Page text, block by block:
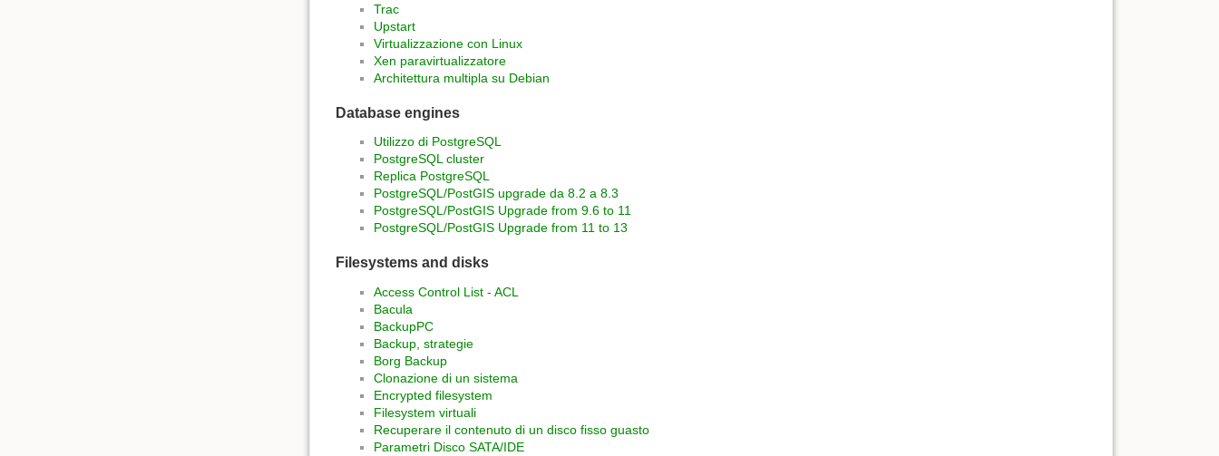
Trac
Upstart
Virtualizzazione con Linux
Xen paravirtualizzatore
Architettura multipla su Debian
Database engines
Utilizzo di PostgreSQL
PostgreSQL cluster
Replica PostgreSQL
PostgreSQL/PostGIS upgrade da 8.2 a 8.3
PostgreSQL/PostGIS Upgrade from 9.6 to 11
PostgreSQL/PostGIS Upgrade from 11 to 13
Filesystems and disks
Access Control List - ACL
Bacula
BackupPC
Backup, strategie
Borg Backup
Clonazione di un sistema
Encrypted filesystem
Filesystem virtuali
Recuperare il contenuto di un disco fisso guasto
Parametri Disco SATA/IDE